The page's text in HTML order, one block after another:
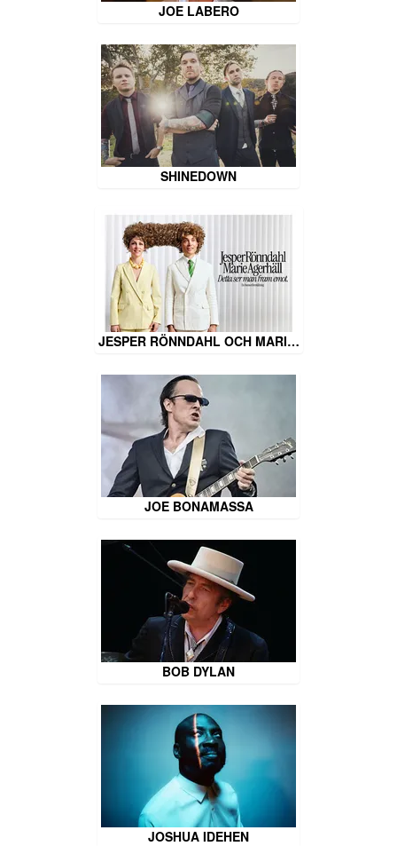
JOE LABERO
SHINEDOWN
JESPER RÖNNDAHL OCH MARI…
JOE BONAMASSA
BOB DYLAN
JOSHUA IDEHEN